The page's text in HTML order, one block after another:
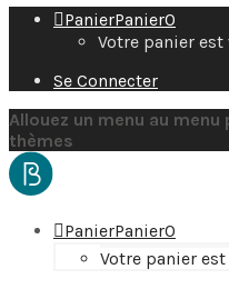
PanierPanier0
Votre panier est
Se Connecter
Allouez un menu au
thèmes
PanierPanier0
Votre panier